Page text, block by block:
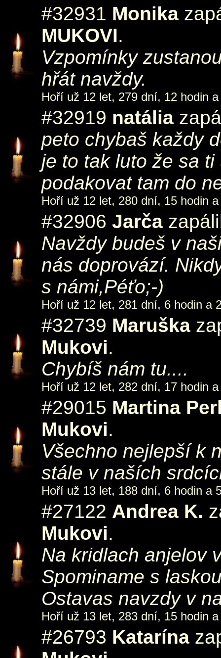
#32931 Monika
MUKOVI.
Vzpomínky
hřát navždy.
Hoří už 12 let, 279 dní, 12 hodin
#32919 natália
peto chybaš každy
je to tak luto že sa
podakovat tam do
Hoří už 12 let, 280 dní, 15 hodin
#32906 Jarča
Navždy budeš v
nás doprovází.
s námi,Péťo;-)
Hoří už 12 let, 281 dní, 6 hodin a
#32739 Maruška
Mukovi.
Chybíš nám tu....
Hoří už 12 let, 282 dní, 17 hodin
#29015 Martina
Mukovi.
Všechno nejlepší k
stále v naších
Hoří už 13 let, 188 dní, 6 hodin a
#27122 Andrea K.
Mukovi.
Na kridlach anjelov
Spominame s
Ostavas navzdy v
Hoří už 13 let, 283 dní, 15 hodin
#26793 Katarína